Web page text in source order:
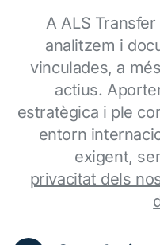
A ALS
analitzem i
vinculades, a
actius.
estratègica i ple
entorn
exigent,
privacitat dels